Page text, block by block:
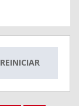
REINICIAR